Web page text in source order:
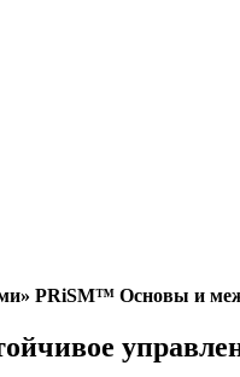
PRiSM™ Основы и